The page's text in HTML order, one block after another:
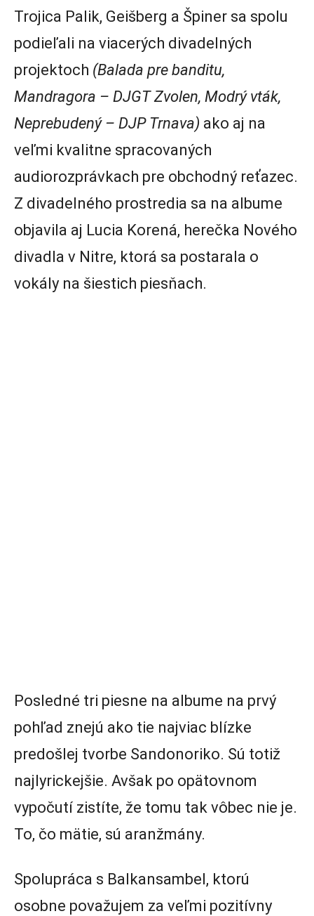
Trojica Palik, Geišberg a Špiner sa spolu
podieľali na viacerých divadelných
projektoch (Balada pre banditu,
Mandragora – DJGT Zvolen, Modrý vták,
Neprebudený – DJP Trnava) ako aj na
veľmi kvalitne spracovaných
audiorozprávkach pre obchodný reťazec.
Z divadelného prostredia sa na albume
objavila aj Lucia Korená, herečka Nového
divadla v Nitre, ktorá sa postarala o
vokály na šiestich piesňach.
Posledné tri piesne na albume na prvý
pohľad znejú ako tie najviac blízke
predošlej tvorbe Sandonoriko. Sú totiž
najlyrickejšie. Avšak po opätovnom
vypočutí zistíte, že tomu tak vôbec nie je.
To, čo mätie, sú aranžmány.
Spolupráca s Balkansambel, ktorú
osobne považujem za veľmi pozitívny